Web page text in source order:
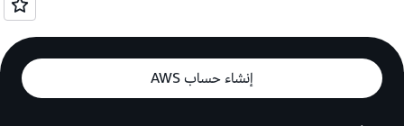
إنشاء حساب AWS